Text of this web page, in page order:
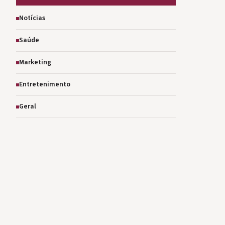
Notícias
Saúde
Marketing
Entretenimento
Geral